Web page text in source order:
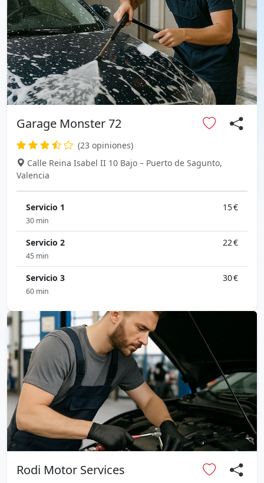
Garage Monster 72
(23 opiniones)
Calle Reina Isabel II 10 Bajo – Puerto de Sagunto,
Valencia
Servicio 1 15 €
30 min
Servicio 2 22 €
45 min
Servicio 3 30 €
60 min
Rodi Motor Services